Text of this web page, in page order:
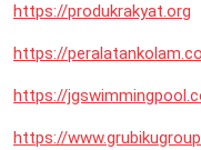
https://produkrakyat.org
https://
https://
https://